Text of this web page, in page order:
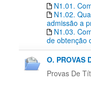
N1.01.
N1.02.
admissão a
N1.03.
de obtenção
O. PROVAS
Provas De